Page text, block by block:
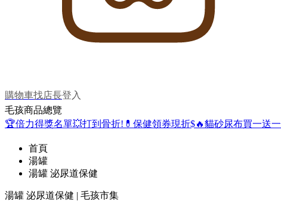
購物車找店長登入
毛孩商品總覽
🏆倍力得獎名單💥打到骨折! 💊保健領券現折$🔥貓砂尿布買一送一
首頁
湯罐
湯罐 泌尿道保健
湯罐 泌尿道保健 | 毛孩市集